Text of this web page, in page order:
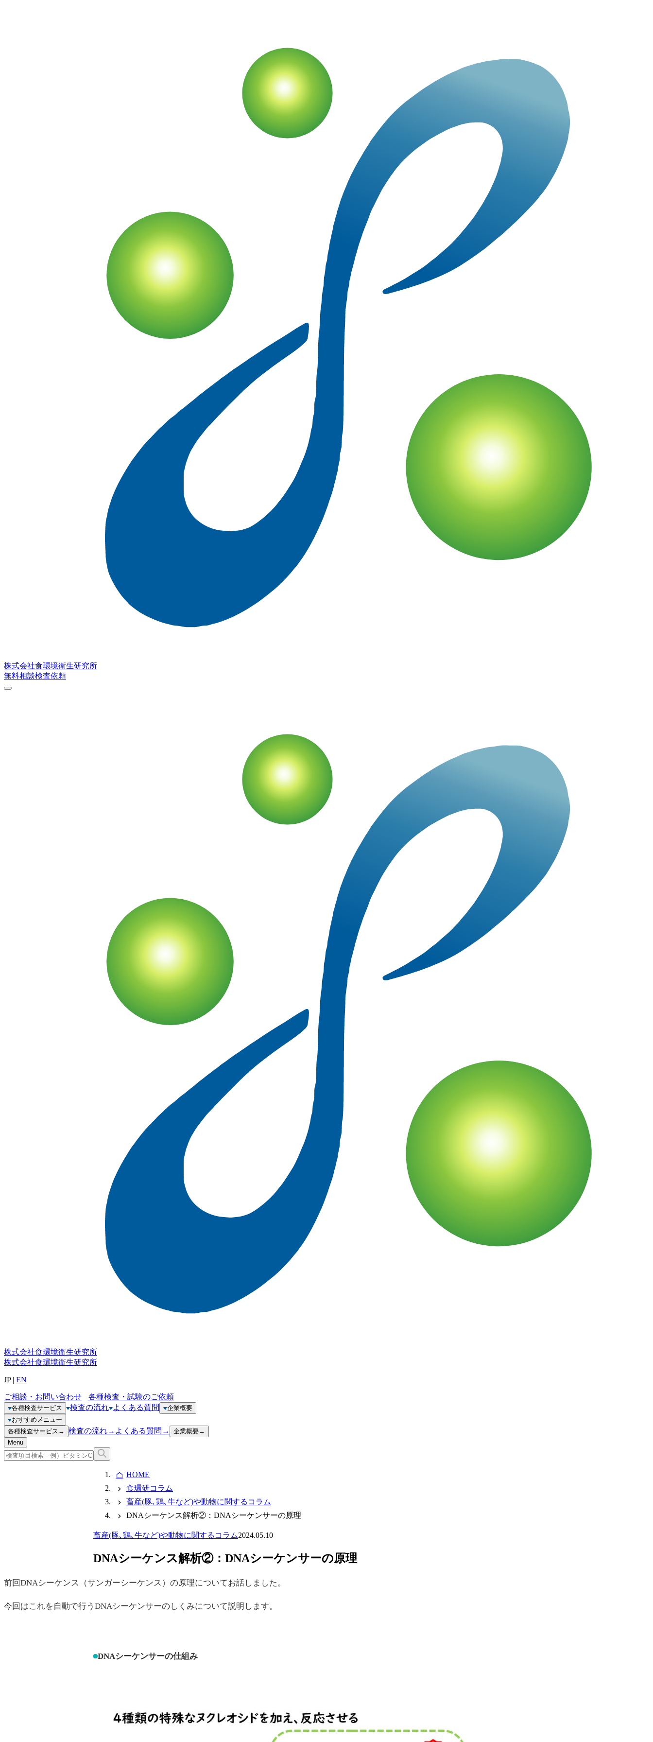
株式会社食環境衛生研究所
無料相談検査依頼
株式会社食環境衛生研究所
株式会社食環境衛生研究所
JP| EN
ご相談・お問い合わせ 各種検査・試験のご依頼
各種検査サービス 検査の流れ よくある質問
企業概要
おすすめメニュー
各種検査サービス → 検査の流れ→ よくある質問 → 企業概要→
Menu
HOME
食環研コラム
畜産(豚､鶏､牛など)や動物に関するコラム
DNAシーケンス解析②：DNAシーケンサーの原理
畜産(豚､鶏､牛など)や動物に関するコラム2024.05.10
DNAシーケンス解析②：DNAシーケンサーの原理
前回DNAシーケンス（サンガーシーケンス）の原理についてお話しました。
今回はこれを自動で行うDNAシーケンサーのしくみについて説明します。
DNAシーケンサーの仕組み